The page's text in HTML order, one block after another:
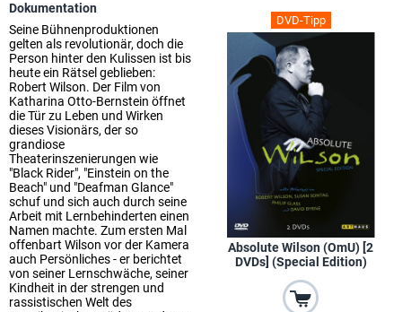
DVD-Tipp
Absolute Wilson (OmU) [2
DVDs] (Special Edition)
Dokumentation
Seine Bühnenproduktionen
gelten als revolutionär, doch die
Person hinter den Kulissen ist bis
heute ein Rätsel geblieben:
Robert Wilson. Der Film von
Katharina Otto-Bernstein öffnet
die Tür zu Leben und Wirken
dieses Visionärs, der so
grandiose
Theaterinszenierungen wie
"Black Rider", "Einstein on the
Beach" und "Deafman Glance"
schuf und sich auch durch seine
Arbeit mit Lernbehinderten einen
Namen machte. Zum ersten Mal
offenbart Wilson vor der Kamera
auch Persönliches - er berichtet
von seiner Lernschwäche, seiner
Kindheit in der strengen und
rassistischen Welt des